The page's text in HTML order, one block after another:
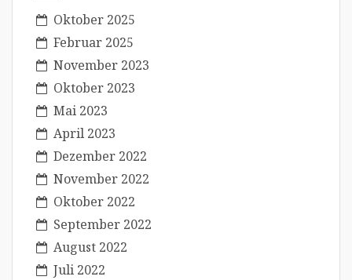
Oktober 2025
Februar 2025
November 2023
Oktober 2023
Mai 2023
April 2023
Dezember 2022
November 2022
Oktober 2022
September 2022
August 2022
Juli 2022